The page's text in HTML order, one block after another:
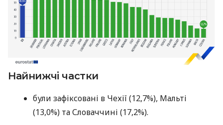
Найнижчі частки
були зафіксовані в Чехії (12,7%), Мальті
(13,0%) та Словаччині (17,2%).